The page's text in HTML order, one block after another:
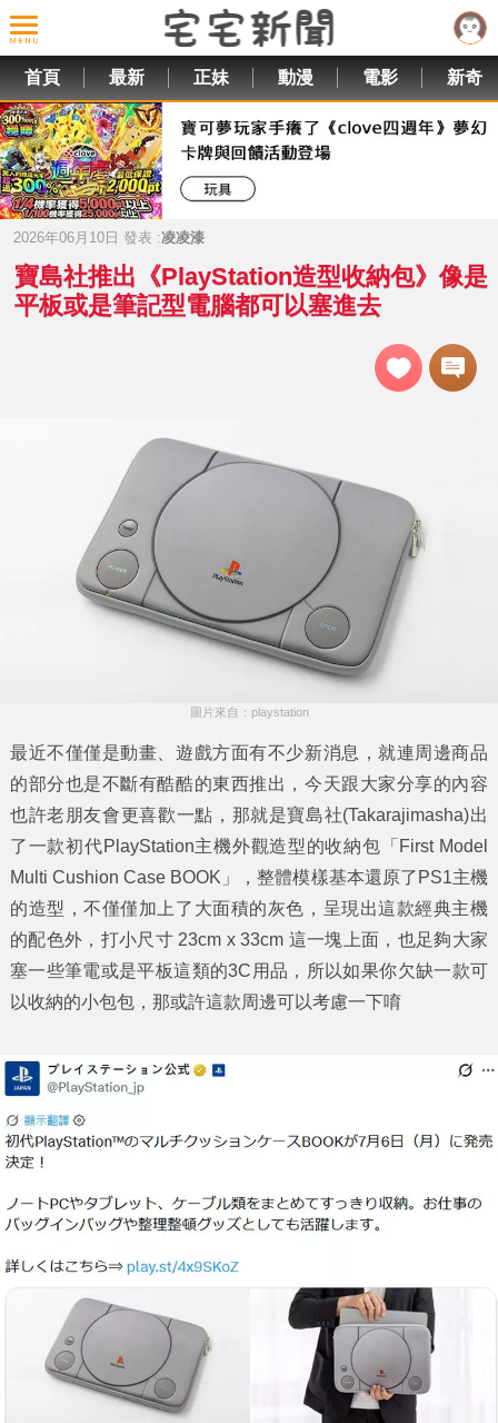
首頁 最新 正妹 動漫 電影 新奇
2026年06月10日 發表 :凌凌漆
寶島社推出《PlayStation造型收納包》像是
平板或是筆記型電腦都可以塞進去
圖片來自：playstation
最近不僅僅是動畫、遊戲方面有不少新消息，就連周邊商品
的部分也是不斷有酷酷的東西推出，今天跟大家分享的內容
也許老朋友會更喜歡一點，那就是寶島社(Takarajimasha)出
了一款初代PlayStation主機外觀造型的收納包 「First Model
Multi Cushion Case BOOK」，整體模樣基本還原了PS1主機
的造型，不僅僅加上了大面積的灰色，呈現出這款經典主機
的配色外，打小尺寸 23cm x 33cm 這一塊上面，也足夠大家
塞一些筆電或是平板這類的3C用品，所以如果你欠缺一款可
以收納的小包包，那或許這款周邊可以考慮一下唷